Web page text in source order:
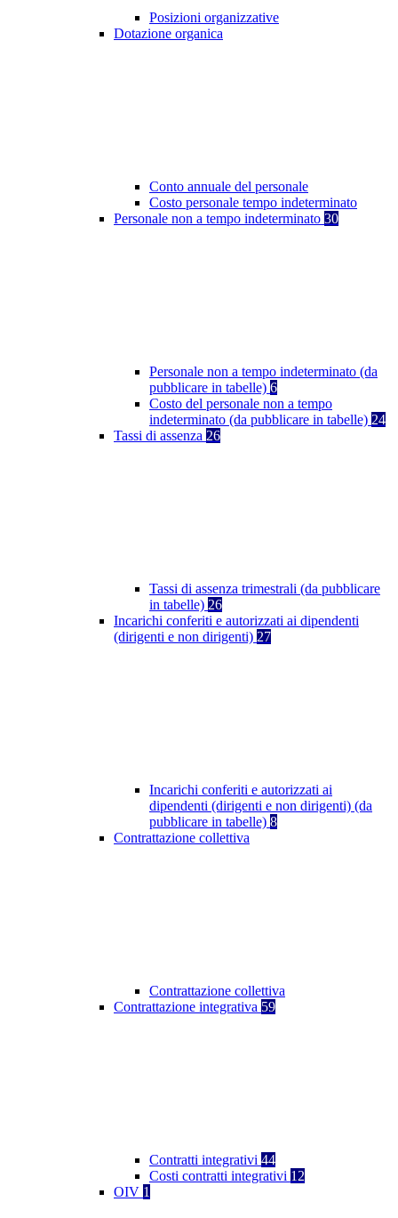
Posizioni organizzative
Dotazione organica
Conto annuale del personale
Costo personale tempo indeterminato
Personale non a tempo indeterminato 30
Personale non a tempo indeterminato (da
pubblicare in tabelle) 6
Costo del personale non a tempo
indeterminato (da pubblicare in tabelle) 24
Tassi di assenza 26
Tassi di assenza trimestrali (da pubblicare
in tabelle) 26
Incarichi conferiti e autorizzati ai dipendenti
(dirigenti e non dirigenti) 27
Incarichi conferiti e autorizzati ai
dipendenti (dirigenti e non dirigenti) (da
pubblicare in tabelle) 8
Contrattazione collettiva
Contrattazione collettiva
Contrattazione integrativa 59
Contratti integrativi 44
Costi contratti integrativi 12
OIV 1